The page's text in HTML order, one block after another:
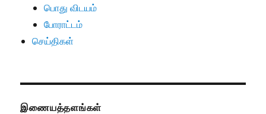
பொது விடயம்
போராட்டம்
செய்திகள்
இணையத்தளங்கள்